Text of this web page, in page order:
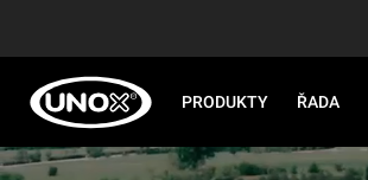
PRODUKTY ŘADA